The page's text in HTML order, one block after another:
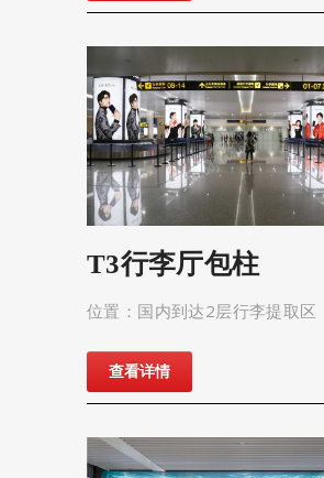
T3行李厅包柱
位置：国内到达2层行李提取区
查看详情